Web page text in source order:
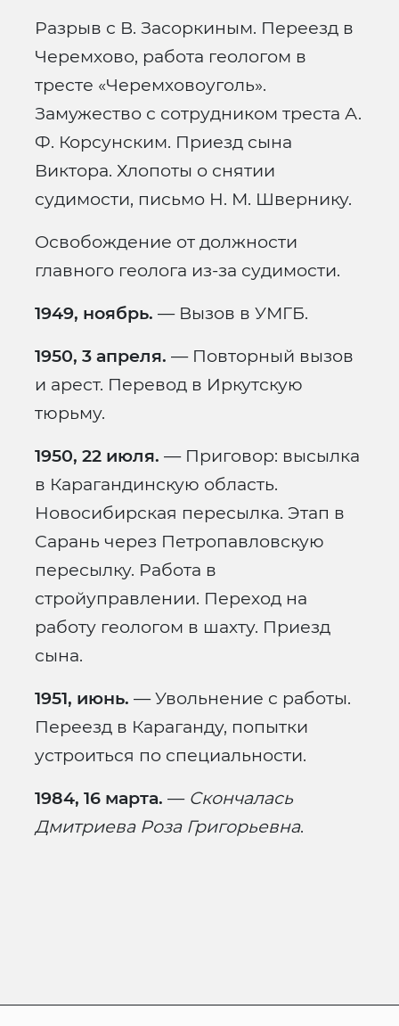
Разрыв с В. Засоркиным. Переезд в
Черемхово, работа геологом в
тресте «Черемховоуголь».
Замужество с сотрудником треста А.
Ф. Корсунским. Приезд сына
Виктора. Хлопоты о снятии
судимости, письмо Н. М. Швернику.
Освобождение от должности
главного геолога из-за судимости.
1949, ноябрь. — Вызов в УМГБ.
1950, 3 апреля. — Повторный вызов
и арест. Перевод в Иркутскую
тюрьму.
1950, 22 июля. — Приговор: высылка
в Карагандинскую область.
Новосибирская пересылка. Этап в
Сарань через Петропавловскую
пересылку. Работа в
стройуправлении. Переход на
работу геологом в шахту. Приезд
сына.
1951, июнь. — Увольнение с работы.
Переезд в Караганду, попытки
устроиться по специальности.
1984, 16 марта. — Скончалась
Дмитриева Роза Григорьевна.